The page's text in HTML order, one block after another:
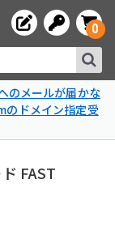
0
のメールが届かな
のドメイン指定受
FAST